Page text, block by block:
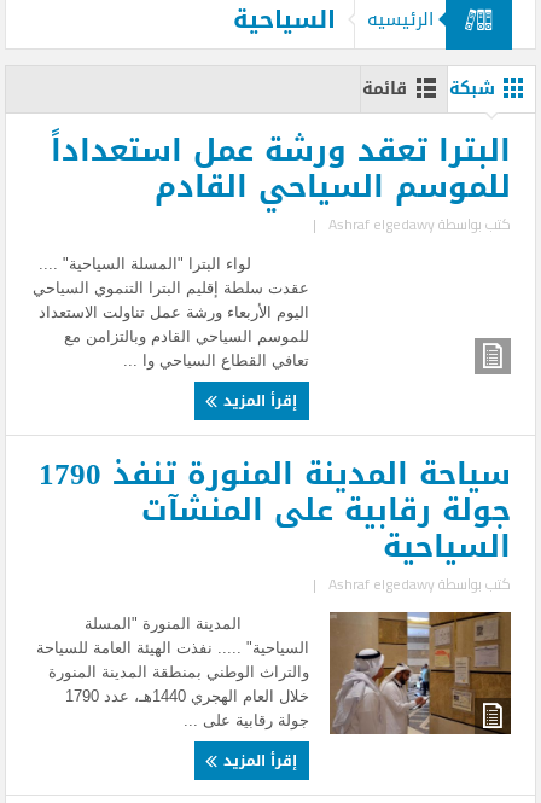
الرئيسيه السياحية
شبكة قائمة
البترا تعقد ورشة عمل استعداداً
للموسم السياحي القادم
كتب بواسطةAshraf elgedawy
|
لواء البترا "المسلة السياحية" ....
عقدت سلطة إقليم البترا التنموي السياحي
اليوم الأربعاء ورشة عمل تناولت الاستعداد
للموسم السياحي القادم وبالتزامن مع
تعافي القطاع السياحي وا ...
إقرأ المزيد
سياحة المدينة المنورة تنفذ 1790
جولة رقابية على المنشآت
السياحية
كتب بواسطةAshraf elgedawy
|
المدينة المنورة "المسلة
السياحية" ..... نفذت الهيئة العامة للسياحة
والتراث الوطني بمنطقة المدينة المنورة
خلال العام الهجري 1440هـ، عدد 1790
جولة رقابية على ...
إقرأ المزيد